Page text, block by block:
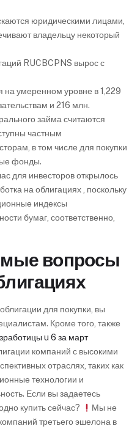
юридическими лицами,
владельцу некоторый
RUCBCPNS вырос с
на умеренном уровне в 1,229
и 216 млн.
займа считаются
частным
в том числе для покупки
фонды.
для инвесторов открылось
на облигациях , поскольку
индексы
бумаг, соответственно,
вопросы
для покупки, вы
Кроме того, также
u 6 за март
компаний с высокими
отраслях, таких как
технологии и
Если вы задаетесь
купить сейчас?
Мы не
третьего эшелона в